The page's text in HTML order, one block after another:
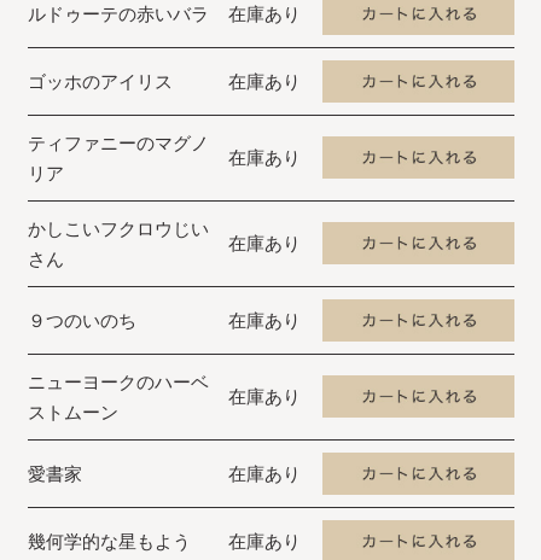
ルドゥーテの赤いバラ 在庫あり
ゴッホのアイリス 在庫あり
ティファニーのマグノ
リア
在庫あり
かしこいフクロウじい
さん
在庫あり
９つのいのち 在庫あり
ニューヨークのハーベ
ストムーン
在庫あり
愛書家 在庫あり
幾何学的な星もよう 在庫あり